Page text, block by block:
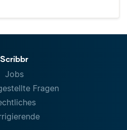
Scribbr
Jobs
Fragen